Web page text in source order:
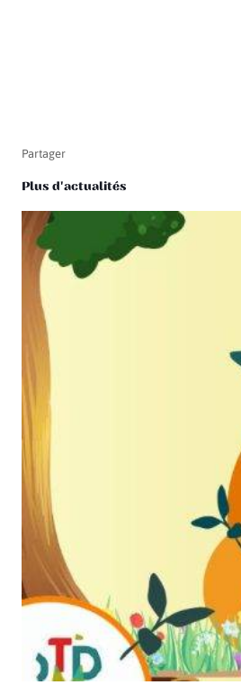
Partager
Plus d'actualités